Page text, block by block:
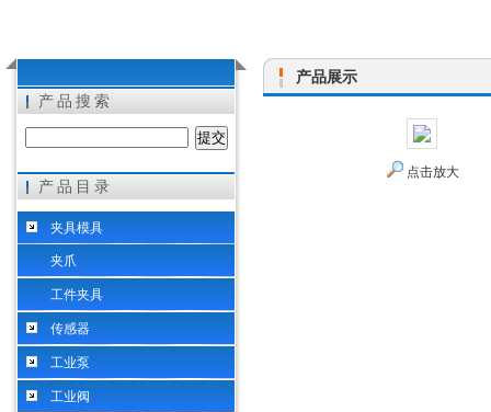
希而科工业控制设备（上海）有限公司
产品搜索
产品目录
夹具模具
夹爪
工件夹具
传感器
工业泵
工业阀
产品展示
点击放大